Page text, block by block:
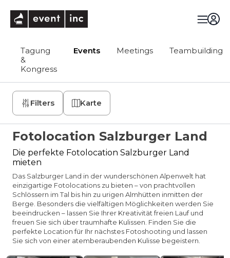
Tagung
&
Kongress
Events Meetings Teambuilding
Filters Karte
Fotolocation Salzburger Land
Die perfekte Fotolocation Salzburger Land
mieten
Das Salzburger Land in der wunderschönen Alpenwelt hat
einzigartige Fotolocations zu bieten – von prachtvollen
Schlössern im Tal bis hin zu urigen Almhütten inmitten der
Berge. Besonders die vielfältigen Möglichkeiten werden Sie
beeindrucken – lassen Sie Ihrer Kreativität freien Lauf und
freuen Sie sich über traumhafte Kulissen. Finden Sie die
perfekte Location für Ihr nächstes Fotoshooting und lassen
Sie sich von einer atemberaubenden Kulisse begeistern.